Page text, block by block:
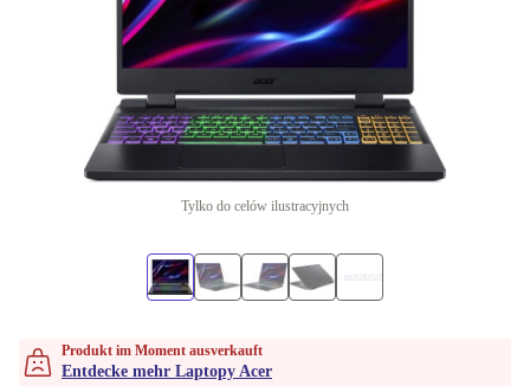
Tylko do celów ilustracyjnych
Produkt im Moment ausverkauft
Entdecke mehr Laptopy Acer